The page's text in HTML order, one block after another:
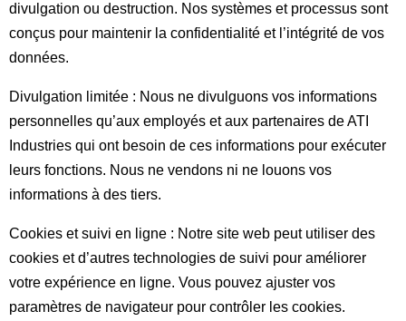
divulgation ou destruction. Nos systèmes et processus sont
conçus pour maintenir la confidentialité et l’intégrité de vos
données.
Divulgation limitée : Nous ne divulguons vos informations
personnelles qu’aux employés et aux partenaires de ATI
Industries qui ont besoin de ces informations pour exécuter
leurs fonctions. Nous ne vendons ni ne louons vos
informations à des tiers.
Cookies et suivi en ligne : Notre site web peut utiliser des
cookies et d’autres technologies de suivi pour améliorer
votre expérience en ligne. Vous pouvez ajuster vos
paramètres de navigateur pour contrôler les cookies.